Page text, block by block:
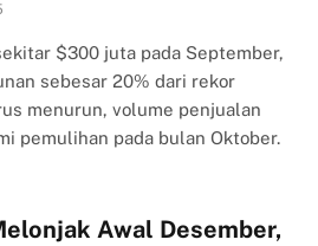
$300 juta pada September,
sebesar 20% dari rekor
menurun, volume penjualan
pemulihan pada bulan Oktober.
Awal Desember,